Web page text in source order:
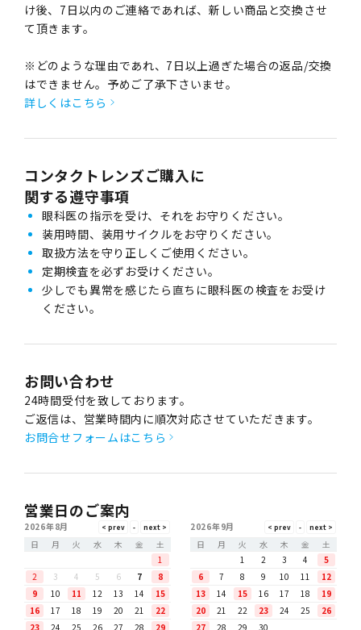
け後、7日以内のご連絡であれば、新しい商品と交換させ
て頂きます。
※どのような理由であれ、7日以上過ぎた場合の返品/交換
はできません。予めご了承下さいませ。
詳しくはこちら
コンタクトレンズご購入に
関する遵守事項
眼科医の指示を受け、それをお守りください。
装用時間、装用サイクルをお守りください。
取扱方法を守り正しくご使用ください。
定期検査を必ずお受けください。
少しでも異常を感じたら直ちに眼科医の検査をお受け
ください。
お問い合わせ
24時間受付を致しております。
ご返信は、営業時間内に順次対応させていただきます。
お問合せフォームはこちら
営業日のご案内
2026年8月
日
月 火 水 木 金
土
1
2
3 4 5 6 7
8
9
10 11 12 13 14
15
16
17 18 19 20 21
22
23
24 25 26 27 28
29
2026年9月
日
月 火 水 木 金
土
1
2 3 4
5
6
7 8 9 10 11
12
13
14 15 16 17 18
19
20
21 22 23 24 25
26
27
28 29 30